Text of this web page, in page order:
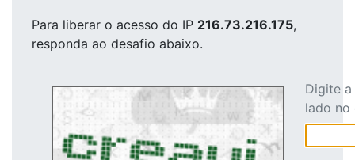
Para liberar o acesso do IP 216.73.216.175,
responda ao desafio abaixo.
Digite
lado no